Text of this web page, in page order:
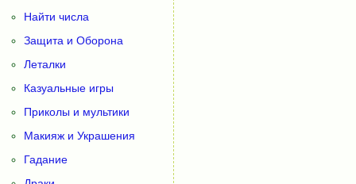
Найти числа
Защита и Оборона
Леталки
Казуальные игры
Приколы и мультики
Макияж и Украшения
Гадание